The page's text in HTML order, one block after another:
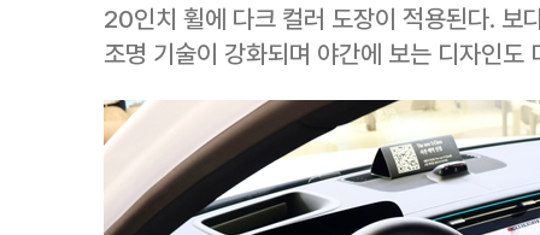
20인치 휠에 다크 컬러 도장이 적용된다. 보
조명 기술이 강화되며 야간에 보는 디자인도